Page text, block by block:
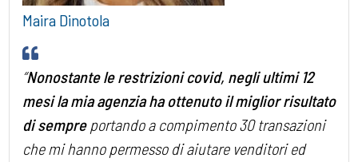
Maira Dinotola
“Nonostante le restrizioni covid, negli ultimi 12
mesi la mia agenzia ha ottenuto il miglior risultato
di sempreportando a compimento 30 transazioni
che mi hanno permesso di aiutare venditori ed